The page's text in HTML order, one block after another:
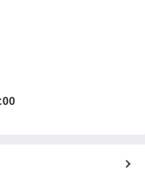
Paco
La Nuit,
кожен раз
же час
Rabanne